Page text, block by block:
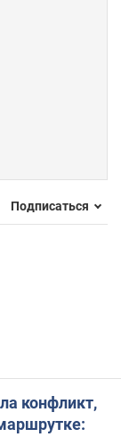
Подписаться
конфликт,